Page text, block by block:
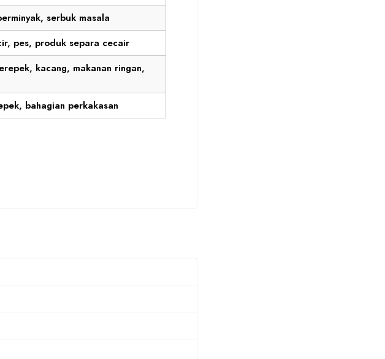
serbuk masala
pes, produk separa cecair
kacang, makanan ringan,
bahagian perkakasan